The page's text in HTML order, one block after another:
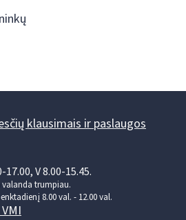
klausimais ir paslaugos
V 8.00-15.45.
valanda trumpiau.
8.00 val. - 12.00 val.